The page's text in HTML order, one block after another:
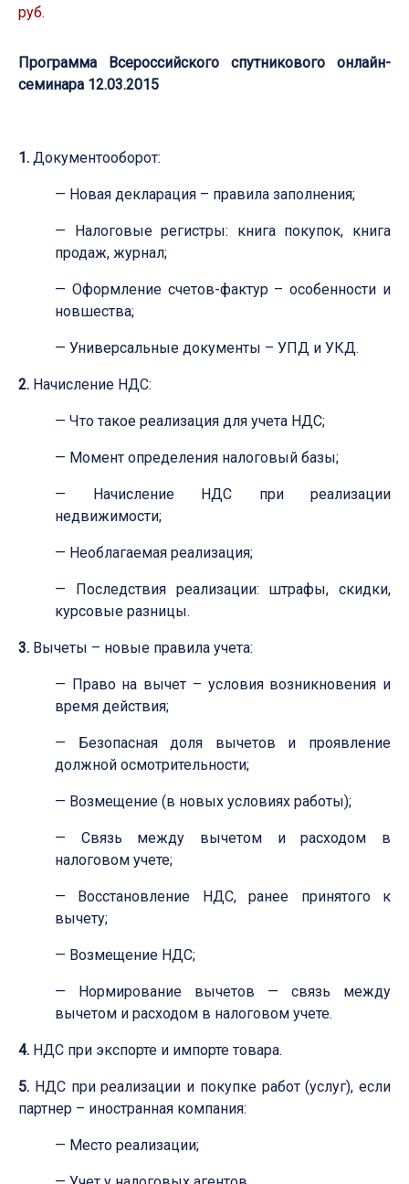
руб.
Программа Всероссийского спутникового онлайн-
семинара 12.03.2015
1. Документооборот:
— Новая декларация – правила заполнения;
— Налоговые регистры: книга покупок, книга
продаж, журнал;
— Оформление счетов-фактур – особенности и
новшества;
— Универсальные документы – УПД и УКД.
2. Начисление НДС:
— Что такое реализация для учета НДС;
— Момент определения налоговый базы;
— Начисление НДС при реализации
недвижимости;
— Необлагаемая реализация;
— Последствия реализации: штрафы, скидки,
курсовые разницы.
3. Вычеты – новые правила учета:
— Право на вычет – условия возникновения и
время действия;
— Безопасная доля вычетов и проявление
должной осмотрительности;
— Возмещение (в новых условиях работы);
— Связь между вычетом и расходом в
налоговом учете;
— Восстановление НДС, ранее принятого к
вычету;
— Возмещение НДС;
— Нормирование вычетов — связь между
вычетом и расходом в налоговом учете.
4. НДС при экспорте и импорте товара.
5. НДС при реализации и покупке работ (услуг), если
партнер – иностранная компания:
— Место реализации;